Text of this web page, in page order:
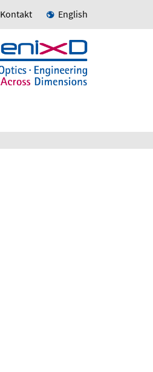
Kontakt English